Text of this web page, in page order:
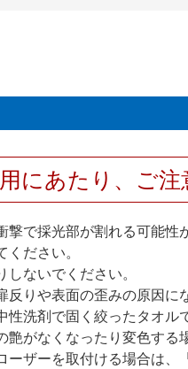
にあたり、ご
で採光部が割れる可能性
ださい。
ないでください。
りや表面の歪みの原因に
洗剤で固く絞ったタオル
がなくなったり変色する
ザーを取付ける場合は